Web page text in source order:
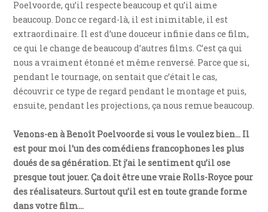
Poelvoorde, qu’il respecte beaucoup et qu’il aime
beaucoup. Donc ce regard-là, il est inimitable, il est
extraordinaire. Il est d’une douceur infinie dans ce film,
ce qui le change de beaucoup d’autres films. C’est ça qui
nous a vraiment étonné et même renversé. Parce que si,
pendant le tournage, on sentait que c’était le cas,
découvrir ce type de regard pendant le montage et puis,
ensuite, pendant les projections, ça nous remue beaucoup.
Venons-en à Benoît Poelvoorde si vous le voulez bien… Il
est pour moi l’un des comédiens francophones les plus
doués de sa génération. Et j’ai le sentiment qu’il ose
presque tout jouer. Ça doit être une vraie Rolls-Royce pour
des réalisateurs. Surtout qu’il est en toute grande forme
dans votre film…